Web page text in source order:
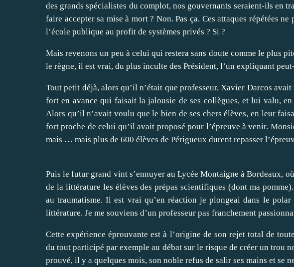
des grands spécialistes du complot, nos gouvernants seraient-ils en
faire accepter sa mise à mort ? Non. Pas ça. Ces attaques répétées
l’école publique au profit de systèmes privés ? Si ?
Mais revenons un peu à celui qui restera sans doute comme le plus
le règne, il est vrai, du plus inculte des Président, l’un expliquant
Tout petit déjà, alors qu’il n’était que professeur, Xavier Darcos avait
fort en avance qui faisait la jalousie de ses collègues, et lui valu,
Alors qu’il n’avait voulu que le bien de ses chers élèves, en leur
fort proche de celui qu’il avait proposé pour l’épreuve à venir.
mais … mais plus de 600 élèves de Périgueux durent repasser
Puis le futur grand vint s’ennuyer au Lycée Montaigne à Bordeaux,
de la littérature les élèves des prépas scientifiques (dont ma
au traumatisme. Il est vrai qu’en réaction je plongeai dans le
littérature. Je me souviens d’un professeur pas franchement
Cette expérience éprouvante est à l’origine de son rejet total de
du tout participé par exemple au débat sur le risque de créer un trou
prouvé, il y a quelques mois, son noble refus de salir ses mains et se